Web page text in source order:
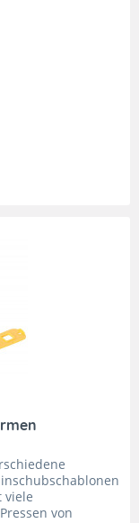
viele
von